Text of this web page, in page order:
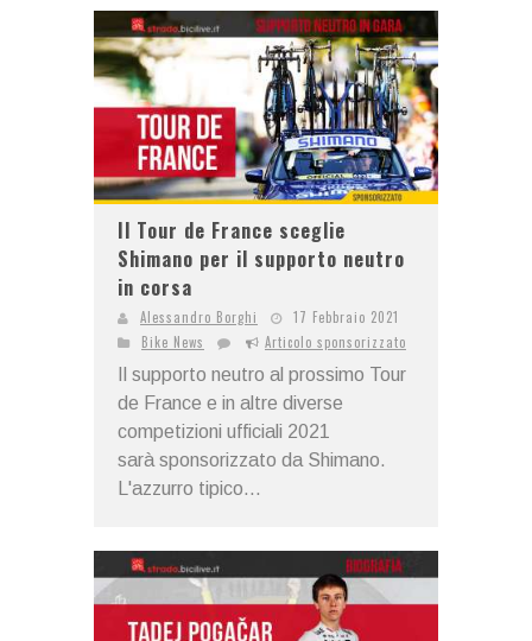
Il Tour de France sceglie
Shimano per il supporto neutro
in corsa
Alessandro Borghi
17 Febbraio 2021
Bike News
Articolo sponsorizzato
Il supporto neutro al prossimo Tour
de France e in altre diverse
competizioni ufficiali 2021
sarà sponsorizzato da Shimano.
L'azzurro tipico...